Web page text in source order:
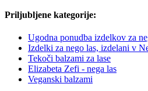
Priljubljene kategorije:
Ugodna ponudba izdelkov za
Izdelki za nego las, izdelani v
Tekoči balzami za lase
Elizabeta Zefi - nega las
Veganski balzami